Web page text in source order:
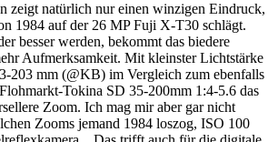
zeigt natürlich nur einen winzigen Eindruck,
1984 auf der 26 MP Fuji X-T30 schlägt.
besser werden, bekommt das biedere
Aufmerksamkeit. Mit kleinster Lichtstärke
203 mm (@KB) im Vergleich zum ebenfalls
Tokina SD 35-200mm 1:4-5.6 das
Zoom. Ich mag mir aber gar nicht
Zooms jemand 1984 loszog, ISO 100